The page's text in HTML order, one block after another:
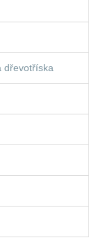
dřevotříska